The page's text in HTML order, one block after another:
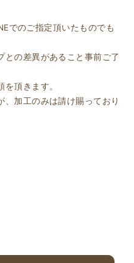
でのご指定頂いたものでも
との差異があること事前ご了
頂きます。
、加工のみは請け賜っており